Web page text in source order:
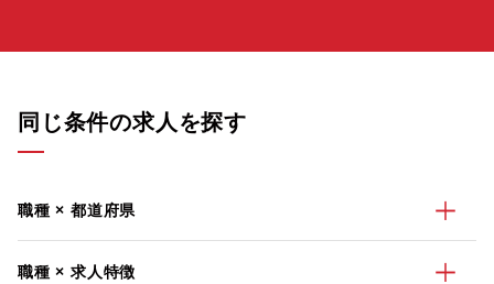
同じ条件の求人を探す
職種 × 都道府県
職種 × 求人特徴